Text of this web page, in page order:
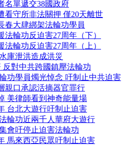
名單遞交38國政府
看守所非法關押 僅20天離世
春大肆綁架法輪功學員
輪功反迫害27周年（下）
輪功反迫害27周年（上）
庫泄洪造成洪災
反對中共跨國鎮壓法輪功
功學員燭光悼念 吁制止中共迫害
親口承認活摘器官罪行
美律師看到神奇能量場
台北大遊行吁制止迫害
輪功近兩千人華府大遊行
會吁停止迫害法輪功
馬來西亞民眾吁制止迫害